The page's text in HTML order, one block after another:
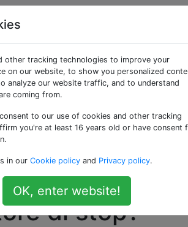
Viaggio
di
di
del Regno
rimuovere
di stop?
other tracking technologies to improve your
on our website, to show you personalized
analyze our website traffic, and to understand
coming from.
to our use of cookies and other tracking
you're at least 16 years old or have consent
in our Cookie policy and Privacy policy.
OK, enter website!